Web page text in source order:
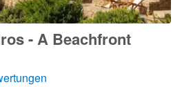
- A Beachfront